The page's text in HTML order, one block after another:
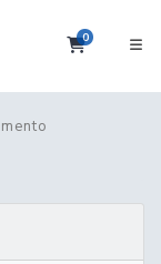
0Carrinho